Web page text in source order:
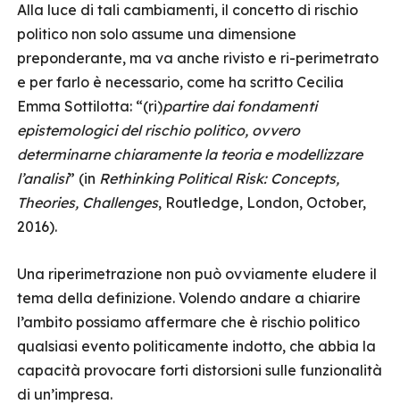
Alla luce di tali cambiamenti, il concetto di rischio
politico non solo assume una dimensione
preponderante, ma va anche rivisto e ri-perimetrato
e per farlo è necessario, come ha scritto Cecilia
Emma Sottilotta: “(ri)partire dai fondamenti
epistemologici del rischio politico, ovvero
determinarne chiaramente la teoria e modellizzare
l’analisi” (in Rethinking Political Risk: Concepts,
Theories, Challenges, Routledge, London, October,
2016).
Una riperimetrazione non può ovviamente eludere il
tema della definizione. Volendo andare a chiarire
l’ambito possiamo affermare che è rischio politico
qualsiasi evento politicamente indotto, che abbia la
capacità provocare forti distorsioni sulle funzionalità
di un’impresa.